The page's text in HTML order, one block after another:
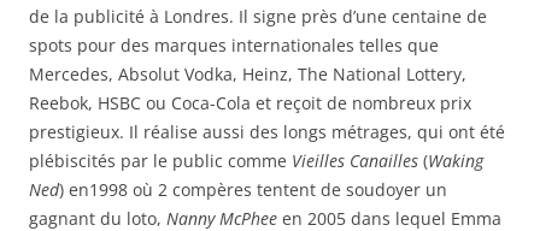
de la publicité à Londres. Il signe près d’une centaine de
spots pour des marques internationales telles que
Mercedes, Absolut Vodka, Heinz, The National Lottery,
Reebok, HSBC ou Coca-Cola et reçoit de nombreux prix
prestigieux. Il réalise aussi des longs métrages, qui ont été
plébiscités par le public comme Vieilles Canailles (Waking
Ned) en1998 où 2 compères tentent de soudoyer un
gagnant du loto, Nanny McPhee en 2005 dans lequel Emma